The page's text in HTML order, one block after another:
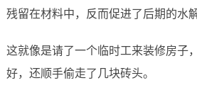
残留在材料中，反而促进了后期的水
这就像是请了一个临时工来装修房子
好，还顺手偷走了几块砖头。